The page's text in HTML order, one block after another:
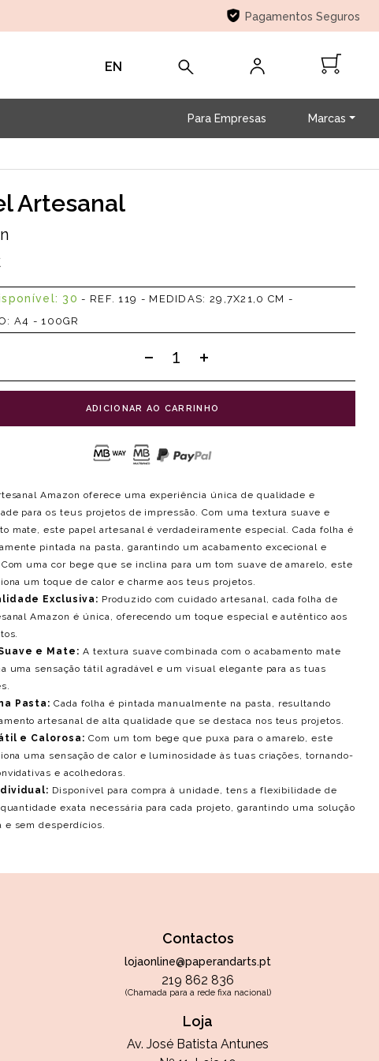
Pagamentos Seguros
EN
Para Empresas Marcas
Artesanal
30 - REF. 119 - MEDIDAS: 29,7X21,0 CM -
A4 - 100GR
ADICIONAR AO CARRINHO
Amazon oferece uma experiência única de qualidade e
para os teus projetos de impressão. Com uma textura suave e
mate, este papel artesanal é verdadeiramente especial. Cada folha é
pintada na pasta, garantindo um acabamento excecional e
uma cor bege que se inclina para um tom suave de amarelo, este
um toque de calor e charme aos teus projetos.
Exclusiva: Produzido com cuidado artesanal, cada folha de
Amazon é única, oferecendo um toque especial e autêntico aos
e Mate:A textura suave combinada com o acabamento mate
uma sensação tátil agradável e um visual elegante para as tuas
Pasta: Cada folha é pintada manualmente na pasta, resultando
artesanal de alta qualidade que se destaca nos teus projetos.
e Calorosa: Com um tom bege que puxa para o amarelo, este
uma sensação de calor e luminosidade às tuas criações, tornando-
e acolhedoras.
Disponível para compra à unidade, tens a flexibilidade de
exata necessária para cada projeto, garantindo uma solução
e sem desperdícios.
Contactos
lojaonline@paperandarts.pt
219 862 836
(Chamada para a rede fixa nacional)
Loja
Av. José Batista Antunes